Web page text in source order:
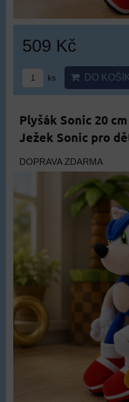
509 Kč
ks DO
Plyšák Sonic 20
Ježek Sonic pro
DOPRAVA ZDARMA